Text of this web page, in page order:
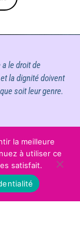
le droit de
la dignité doivent
soit leur genre.
la meilleure
à utiliser ce
satisfait.